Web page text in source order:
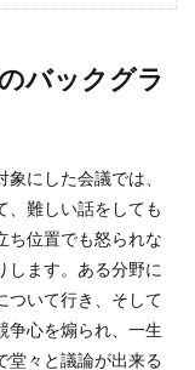
バックグラ
にした会議では、
、難しい話をしても
ち位置でも怒られな
します。ある分野に
ついて行き、そして
争心を煽られ、一生
堂々と議論が出来る